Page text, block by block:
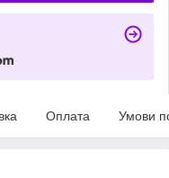
Оплата Умови